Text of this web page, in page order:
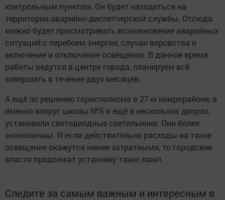
контрольным пунктом. Он будет находиться на
территории аварийно-диспетчерской службы. Отсюда
можно будет просматривать возникновение аварийных
ситуаций с перебоем энергии, случаи воровства и
включение и отключение освещения. В данное время
работы ведутся в центре города, планируем всё
завершить в течение двух месяцев.
А ещё по решению горисполкома в 27-м микрорайоне, а
именно вокруг школы №5 и ещё в нескольких дворах,
установили светодиодные светильники. Они более
экономичны. И если действительно расходы на такое
освещение окажутся менее затратными, то городские
власти продолжат установку таких ламп.
Следите за самым важным и интересным в